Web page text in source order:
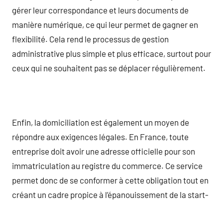
gérer leur correspondance et leurs documents de
manière numérique, ce qui leur permet de gagner en
flexibilité. Cela rend le processus de gestion
administrative plus simple et plus efficace, surtout pour
ceux qui ne souhaitent pas se déplacer régulièrement.
Enfin, la domiciliation est également un moyen de
répondre aux exigences légales. En France, toute
entreprise doit avoir une adresse officielle pour son
immatriculation au registre du commerce. Ce service
permet donc de se conformer à cette obligation tout en
créant un cadre propice à l’épanouissement de la start-